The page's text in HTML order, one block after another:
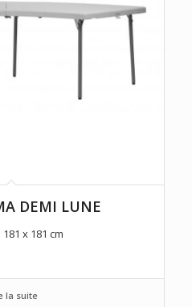
DEMI LUNE
x 181 cm
la suite